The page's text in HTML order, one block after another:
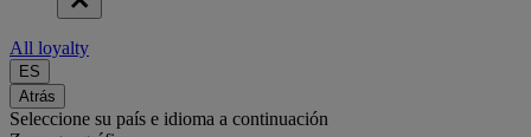
All loyalty
ES
Atrás
Seleccione su país e idioma a continuación